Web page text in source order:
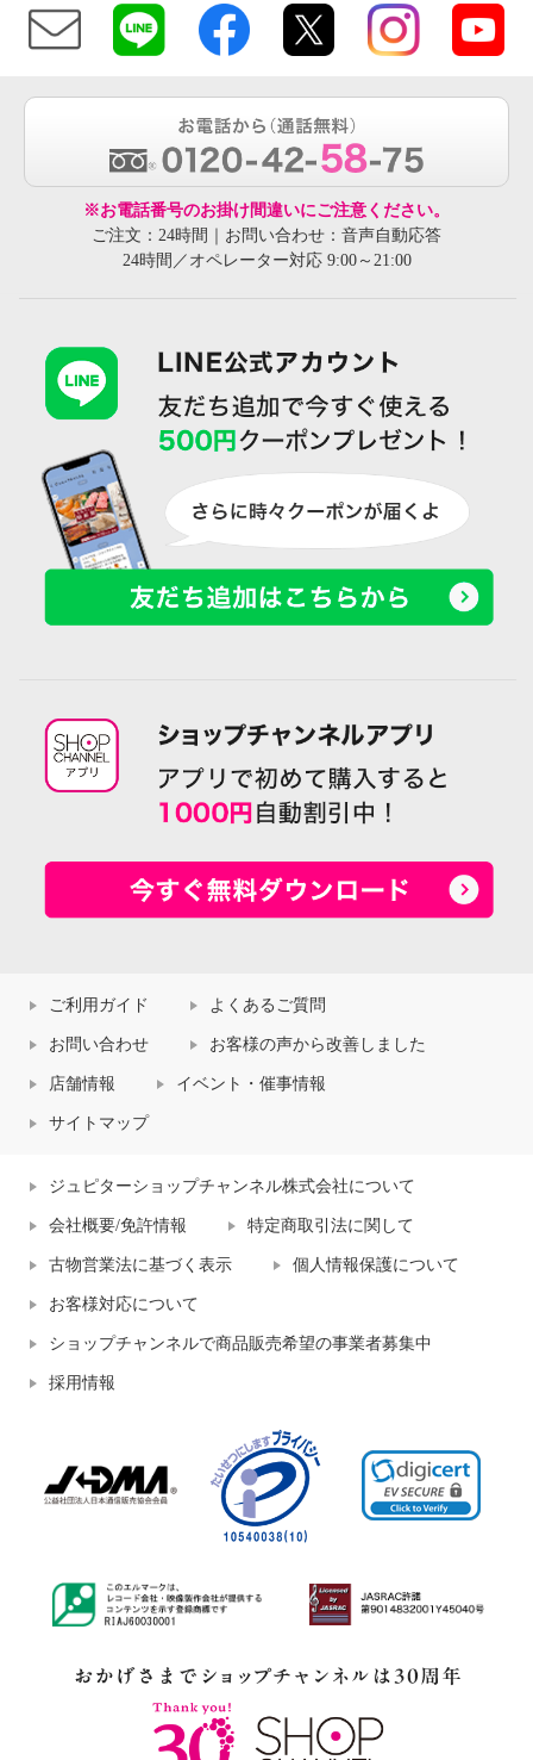
※お電話番号のお掛け間違いにご注意ください。
ご注文：24時間｜お問い合わせ：音声自動応答
24時間／オペレーター対応 9:00～21:00
ご利用ガイド よくあるご質問
お問い合わせ お客様の声から改善しました
店舗情報 イベント・催事情報
サイトマップ
ジュピターショップチャンネル株式会社について
会社概要/免許情報 特定商取引法に関して
古物営業法に基づく表示 個人情報保護について
お客様対応について
ショップチャンネルで商品販売希望の事業者募集中
採用情報